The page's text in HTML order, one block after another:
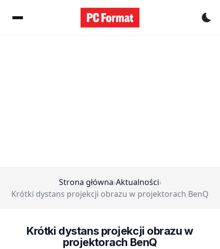
Strona główna›Aktualności›
Krótki dystans projekcji obrazu w projektorach BenQ
Krótki dystans projekcji obrazu w
projektorach BenQ